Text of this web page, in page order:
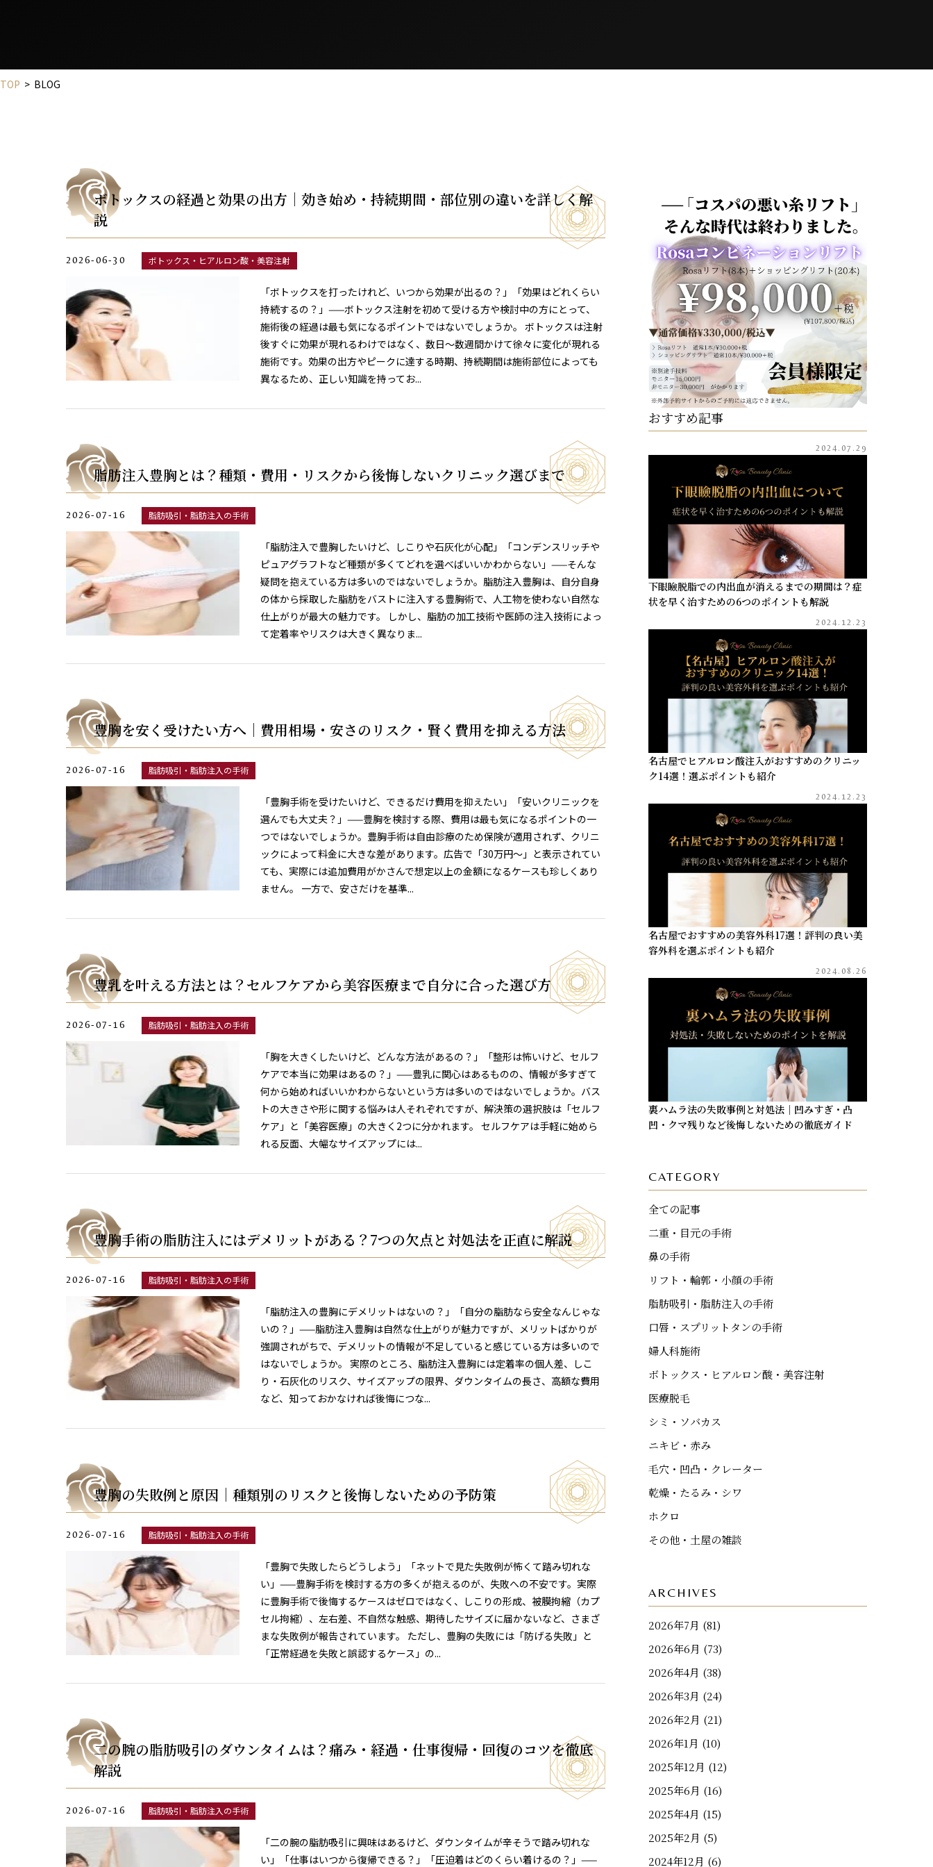
TOP > BLOG
ボトックスの経過と効果の出方｜効き始め・持続期間・部位別の違いを詳しく解
説
2026-06-30 ボトックス・ヒアルロン酸・美容注射
「ボトックスを打ったけれど、いつから効果が出るの？」「効果はどれくらい
持続するの？」——ボトックス注射を初めて受ける方や検討中の方にとって、
施術後の経過は最も気になるポイントではないでしょうか。 ボトックスは注射
後すぐに効果が現れるわけではなく、数日〜数週間かけて徐々に変化が現れる
施術です。効果の出方やピークに達する時期、持続期間は施術部位によっても
異なるため、正しい知識を持ってお...
脂肪注入豊胸とは？種類・費用・リスクから後悔しないクリニック選びまで
2026-07-16 脂肪吸引・脂肪注入の手術
「脂肪注入で豊胸したいけど、しこりや石灰化が心配」「コンデンスリッチや
ピュアグラフトなど種類が多くてどれを選べばいいかわからない」——そんな
疑問を抱えている方は多いのではないでしょうか。脂肪注入豊胸は、自分自身
の体から採取した脂肪をバストに注入する豊胸術で、人工物を使わない自然な
仕上がりが最大の魅力です。 しかし、脂肪の加工技術や医師の注入技術によっ
て定着率やリスクは大きく異なりま...
豊胸を安く受けたい方へ｜費用相場・安さのリスク・賢く費用を抑える方法
2026-07-16 脂肪吸引・脂肪注入の手術
「豊胸手術を受けたいけど、できるだけ費用を抑えたい」「安いクリニックを
選んでも大丈夫？」——豊胸を検討する際、費用は最も気になるポイントの一
つではないでしょうか。豊胸手術は自由診療のため保険が適用されず、クリニ
ックによって料金に大きな差があります。広告で「30万円〜」と表示されてい
ても、実際には追加費用がかさんで想定以上の金額になるケースも珍しくあり
ません。 一方で、安さだけを基準...
豊乳を叶える方法とは？セルフケアから美容医療まで自分に合った選び方
2026-07-16 脂肪吸引・脂肪注入の手術
「胸を大きくしたいけど、どんな方法があるの？」「整形は怖いけど、セルフ
ケアで本当に効果はあるの？」——豊乳に関心はあるものの、情報が多すぎて
何から始めればいいかわからないという方は多いのではないでしょうか。バス
トの大きさや形に関する悩みは人それぞれですが、解決策の選択肢は「セルフ
ケア」と「美容医療」の大きく2つに分かれます。 セルフケアは手軽に始めら
れる反面、大幅なサイズアップには...
豊胸手術の脂肪注入にはデメリットがある？7つの欠点と対処法を正直に解説
2026-07-16 脂肪吸引・脂肪注入の手術
「脂肪注入の豊胸にデメリットはないの？」「自分の脂肪なら安全なんじゃな
いの？」——脂肪注入豊胸は自然な仕上がりが魅力ですが、メリットばかりが
強調されがちで、デメリットの情報が不足していると感じている方は多いので
はないでしょうか。 実際のところ、脂肪注入豊胸には定着率の個人差、しこ
り・石灰化のリスク、サイズアップの限界、ダウンタイムの長さ、高額な費用
など、知っておかなければ後悔につな...
豊胸の失敗例と原因｜種類別のリスクと後悔しないための予防策
2026-07-16 脂肪吸引・脂肪注入の手術
「豊胸で失敗したらどうしよう」「ネットで見た失敗例が怖くて踏み切れな
い」——豊胸手術を検討する方の多くが抱えるのが、失敗への不安です。実際
に豊胸手術で後悔するケースはゼロではなく、しこりの形成、被膜拘縮（カプ
セル拘縮）、左右差、不自然な触感、期待したサイズに届かないなど、さまざ
まな失敗例が報告されています。 ただし、豊胸の失敗には「防げる失敗」と
「正常経過を失敗と誤認するケース」の...
二の腕の脂肪吸引のダウンタイムは？痛み・経過・仕事復帰・回復のコツを徹底
解説
2026-07-16 脂肪吸引・脂肪注入の手術
「二の腕の脂肪吸引に興味はあるけど、ダウンタイムが辛そうで踏み切れな
い」「仕事はいつから復帰できる？」「圧迫着はどのくらい着けるの？」——
おすすめ記事
2024.07.29
下眼瞼脱脂での内出血が消えるまでの期間は？症
状を早く治すための6つのポイントも解説
2024.12.23
名古屋でヒアルロン酸注入がおすすめのクリニッ
ク14選！選ぶポイントも紹介
2024.12.23
名古屋でおすすめの美容外科17選！評判の良い美
容外科を選ぶポイントも紹介
2024.08.26
裏ハムラ法の失敗事例と対処法｜凹みすぎ・凸
凹・クマ残りなど後悔しないための徹底ガイド
CATEGORY
全ての記事
二重・目元の手術
鼻の手術
リフト・輪郭・小顔の手術
脂肪吸引・脂肪注入の手術
口唇・スプリットタンの手術
婦人科施術
ボトックス・ヒアルロン酸・美容注射
医療脱毛
シミ・ソバカス
ニキビ・赤み
毛穴・凹凸・クレーター
乾燥・たるみ・シワ
ホクロ
その他・土屋の雑談
ARCHIVES
2026年7月 (81)
2026年6月 (73)
2026年4月 (38)
2026年3月 (24)
2026年2月 (21)
2026年1月 (10)
2025年12月 (12)
2025年6月 (16)
2025年4月 (15)
2025年2月 (5)
2024年12月 (6)